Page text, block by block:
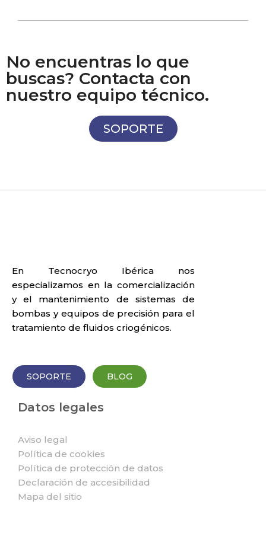
No encuentras lo que
buscas? Contacta con
nuestro equipo técnico.
SOPORTE
En Tecnocryo Ibérica nos
especializamos en la comercialización
y el mantenimiento de sistemas de
bombas y equipos de precisión para el
tratamiento de fluidos criogénicos.
SOPORTE BLOG
Datos legales
Aviso legal
Política de cookies
Política de protección de datos
Declaración de accesibilidad
Mapa del sitio